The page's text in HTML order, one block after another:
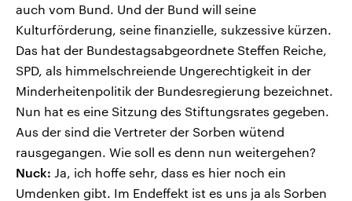
auch vom Bund. Und der Bund will seine
Kulturförderung, seine finanzielle, sukzessive kürzen.
Das hat der Bundestagsabgeordnete Steffen Reiche,
SPD, als himmelschreiende Ungerechtigkeit in der
Minderheitenpolitik der Bundesregierung bezeichnet.
Nun hat es eine Sitzung des Stiftungsrates gegeben.
Aus der sind die Vertreter der Sorben wütend
rausgegangen. Wie soll es denn nun weitergehen?
Nuck: Ja, ich hoffe sehr, dass es hier noch ein
Umdenken gibt. Im Endeffekt ist es uns ja als Sorben